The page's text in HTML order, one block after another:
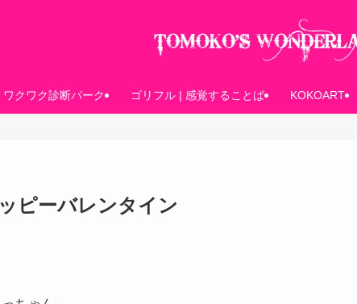
ワクワク診断パーク ゴリフル | 感覚することば KOKOART
ピーバレンタイン